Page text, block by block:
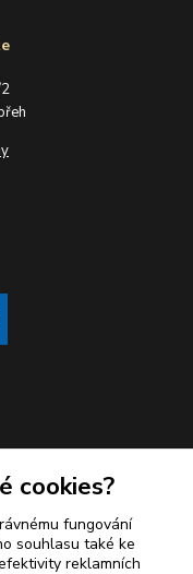
cookies?
fungování
souhlasu také ke
reklamních